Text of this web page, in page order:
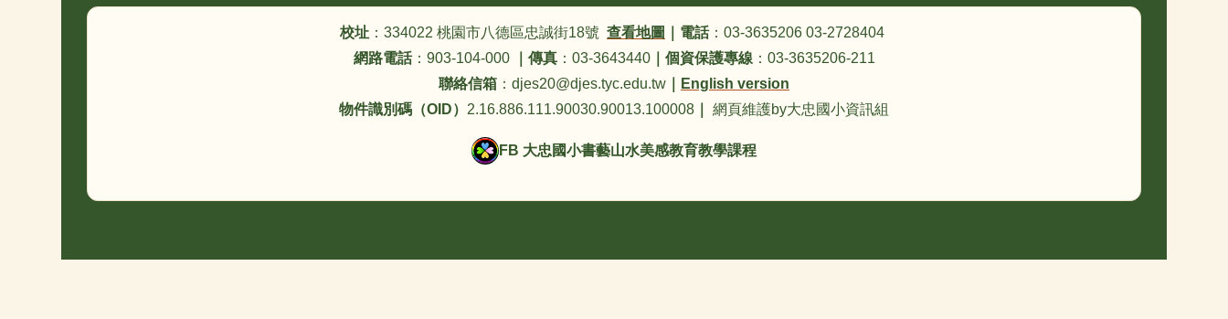
校址 ：334022 桃園市八德區忠誠街18號 查看地圖 電話：03-3635206 03-2728404
網路電話：903-104-000 傳真：03-3643440｜ 個資保護專線：03-3635206-211
聯絡信箱 ：djes20@djes.tyc.edu.tw
English version
物件識別碼（OID） 2.16.886.111.90030.90013.100008 網頁維護by大忠國小資訊組
FB 大忠國小書藝山水美感教育教學課程